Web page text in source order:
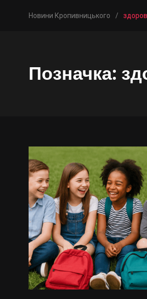
Новини Кропивницького /
Позначка: